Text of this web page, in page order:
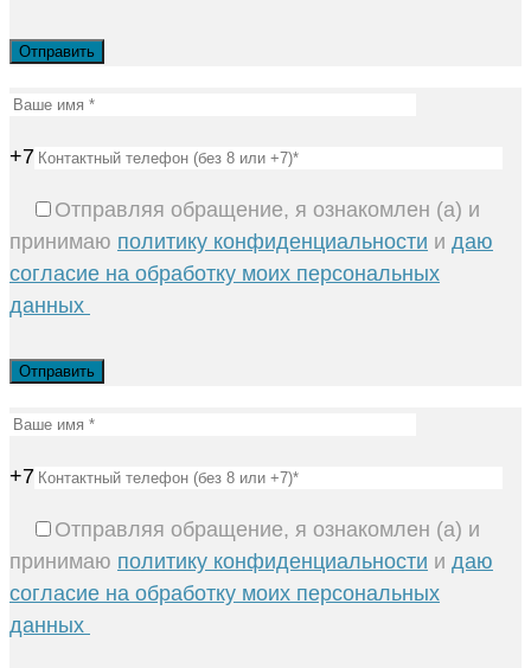
+7
Отправляя обращение, я ознакомлен (а) и
принимаю политику конфиденциальности и даю
согласие на обработку моих персональных
данных
+7
Отправляя обращение, я ознакомлен (а) и
принимаю политику конфиденциальности и даю
согласие на обработку моих персональных
данных